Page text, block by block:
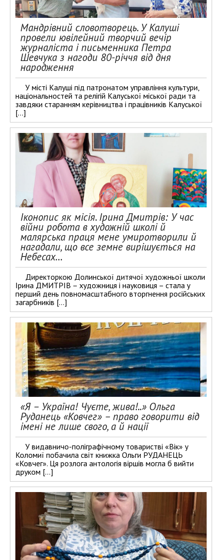
Мандрівний словотворець. У Калуші
провели ювілейний творчий вечір
журналіста і письменника Петра
Шевчука з нагоди 80-річчя від дня
народження
У місті Калуші під патронатом управління культури,
національностей та релігій Калуської міської ради та
завдяки старанням керівництва і працівників Калуської
[…]
Іконопис як місія. Ірина Дмитрів: У час
війни робота в художній школі й
малярська праця мене умиротворили й
нагадали, що все земне вирішується на
Небесах…
Директоркою Долинської дитячої художньої школи
Ірина ДМИТРІВ – художниця і науковиця – стала у
перший день повномасштабного вторгнення російських
загарбників […]
«Я – Україна! Чуєте, жива!..» Ольга
Руданець «Ковчег» – право говорити від
імені не лише свого, а й нації
У видавничо-поліграфічному товаристві «Вік» у
Коломиї побачила світ книжка Ольги РУДАНЕЦЬ
«Ковчег». Ця розлога антологія віршів могла б вийти
друком […]